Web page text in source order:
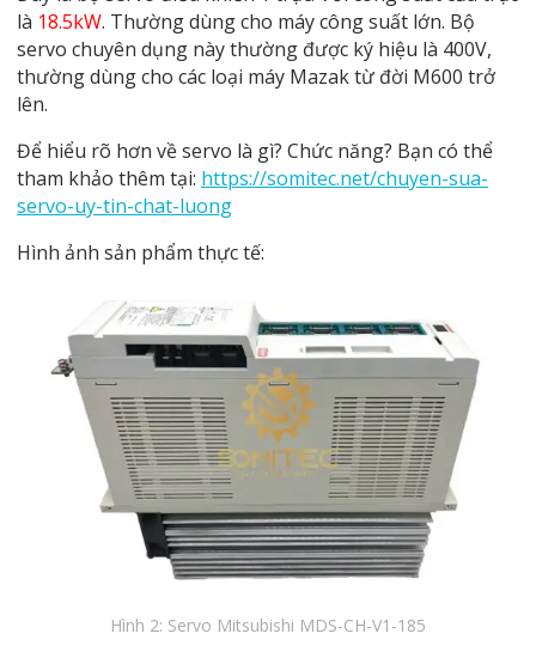
là 18.5kW. Thường dùng cho máy công suất lớn. Bộ
servo chuyên dụng này thường được ký hiệu là 400V,
thường dùng cho các loại máy Mazak từ đời M600 trở
lên.
Để hiểu rõ hơn về servo là gì? Chức năng? Bạn có thể
tham khảo thêm tại: https://somitec.net/chuyen-sua-
servo-uy-tin-chat-luong
Hình ảnh sản phẩm thực tế:
Hình 2: Servo Mitsubishi MDS-CH-V1-185